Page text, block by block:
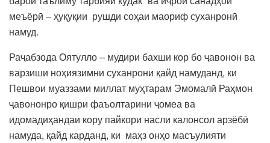
меъёрӣ – ҳуқуқии рушди соҳаи маориф суханронӣ
намуд.
Раҷабзода Оятулло–мудири бахши кор бо ҷавонон ва
варзиши ноҳиязимни суханрони қайд намуданд, ки
Пешвои муаззами миллат муҳтарам Эмомалӣ Раҳмон
ҷавононро қишри фаъолтарини ҷомеа ва
идомадиҳандаи кору пайкори насли калонсол арзёбӣ
намуда, қайд карданд, ки маҳз онҳо масъулияти